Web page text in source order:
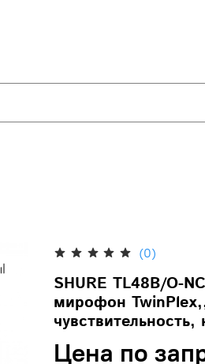
(0)
SHURE TL48B/O-
мирофон
Цена по